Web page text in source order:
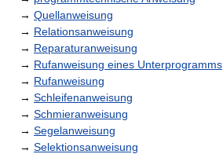
→ Quellanweisung
→ Relationsanweisung
→ Reparaturanweisung
→ Rufanweisung eines Unterprogramms
→ Rufanweisung
→ Schleifenanweisung
→ Schmieranweisung
→ Segelanweisung
→ Selektionsanweisung